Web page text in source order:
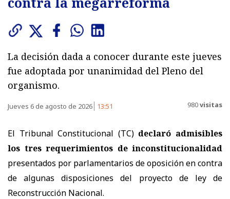
La decisión dada a conocer durante este jueves
fue adoptada por unanimidad del Pleno del
organismo.
Jueves 6 de agosto de 2026 13:51 980visitas
El Tribunal Constitucional (TC) declaró admisibles
los tres requerimientos de inconstitucionalidad
presentados por parlamentarios de oposición en contra
de algunas disposiciones del proyecto de ley de
Reconstrucción Nacional.